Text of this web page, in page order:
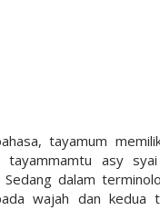
tayamum
asy
dalam
wajah dan kedua